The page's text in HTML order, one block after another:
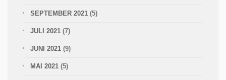
SEPTEMBER 2021 (5)
JULI 2021 (7)
JUNI 2021 (9)
MAI 2021 (5)